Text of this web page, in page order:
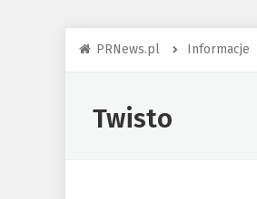
PRNews.pl Informacje
Twisto